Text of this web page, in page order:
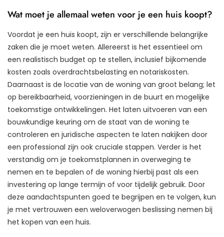
Wat moet je allemaal weten voor je een huis koopt?
Voordat je een huis koopt, zijn er verschillende belangrijke
zaken die je moet weten. Allereerst is het essentieel om
een realistisch budget op te stellen, inclusief bijkomende
kosten zoals overdrachtsbelasting en notariskosten.
Daarnaast is de locatie van de woning van groot belang; let
op bereikbaarheid, voorzieningen in de buurt en mogelijke
toekomstige ontwikkelingen. Het laten uitvoeren van een
bouwkundige keuring om de staat van de woning te
controleren en juridische aspecten te laten nakijken door
een professional zijn ook cruciale stappen. Verder is het
verstandig om je toekomstplannen in overweging te
nemen en te bepalen of de woning hierbij past als een
investering op lange termijn of voor tijdelijk gebruik. Door
deze aandachtspunten goed te begrijpen en te volgen, kun
je met vertrouwen een weloverwogen beslissing nemen bij
het kopen van een huis.